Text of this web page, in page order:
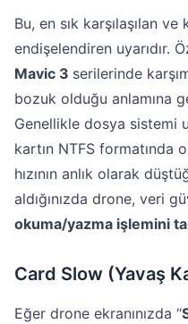
Bu, en sık karşılaşılan ve
endişelendiren uyarıdır.
Mavic 3 serilerinde
bozuk olduğu anlamına
Genellikle dosya sistemi
kartın NTFS formatında
hızının anlık olarak
aldığınızda drone, veri
okuma/yazma işlemini
Card Slow (Yavaş
Eğer drone ekranınızda “